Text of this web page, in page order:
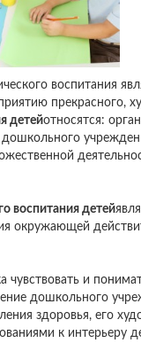
воспитания
прекрасного,
детейотносятся:
воспитания детей
окружающей
чувствовать и
дошкольного
здоровья, его
к